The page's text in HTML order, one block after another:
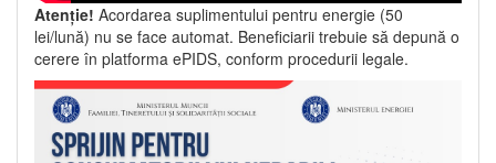
Atenție! Acordarea suplimentului pentru energie (50
lei/lună) nu se face automat. Beneficiarii trebuie să depună o
cerere în platforma ePIDS, conform procedurii legale.